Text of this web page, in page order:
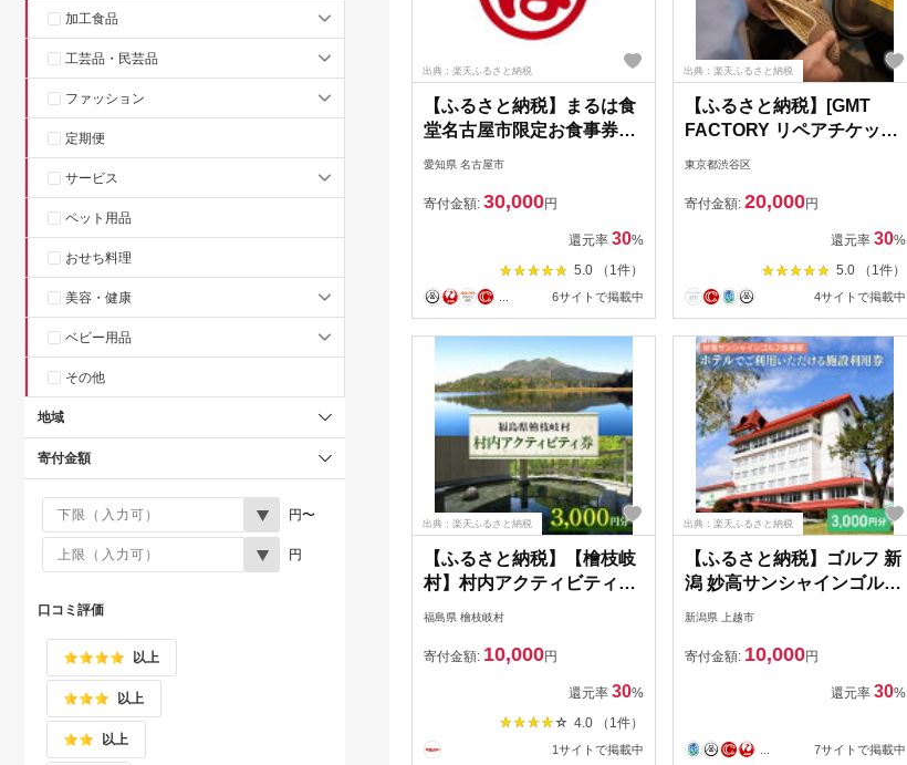
加工食品
工芸品・民芸品
ファッション
定期便
サービス
ペット用品
おせち料理
美容・健康
ベビー用品
その他
地域
寄付金額
円〜
円
口コミ評価
以上
以上
以上
出典：楽天ふるさと納税
【ふるさと納税】まるは食
堂名古屋市限定お食事券
9，000円分
愛知県 名古屋市
寄付金額: 30,000円
還元率30%
5.0 （1件）
6サイトで掲載中
出典：楽天ふるさと納税
【ふるさと納税】[GMT
FACTORY リペアチケット]
店舗人気の6,000円分チケ
東京都渋谷区
寄付金額:20,000円
還元率 30%
5.0 （1件）
4サイトで掲載中
出典：楽天ふるさと納税
【ふるさと納税】【檜枝岐
村】村内アクティビティ券
3,000円分【1318355】
福島県 檜枝岐村
寄付金額: 10,000円
還元率30%
4.0 （1件）
1サイトで掲載中
出典：楽天ふるさと納税
【ふるさと納税】ゴルフ 新
潟 妙高サンシャインゴルフ
倶楽部 ホテルでご利用いた
分 券 金券 利用券 プレー券
チケット お届け：ご入金
確認後、順次発送いたしま
新潟県 上越市
寄付金額: 10,000円
還元率 30%
7サイトで掲載中